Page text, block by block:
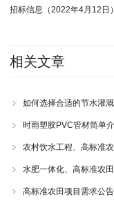
招标信息（2022年4月12日）
相关文章
如何选择合适的节水灌
时雨塑胶PVC管材简单
农村饮水工程、高标准
月5日）
水肥一体化、高标准农
高标准农田项目需求公